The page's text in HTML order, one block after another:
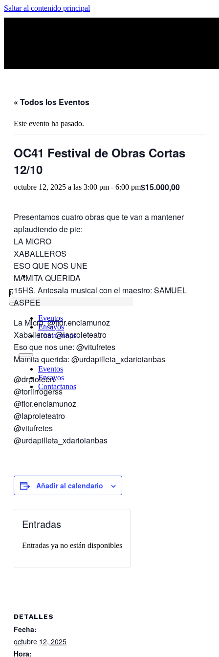
Saltar al contenido principal
0
Eventos
Ensayos
Contactanos
Eventos
Ensayos
Contactanos
« Todos los Eventos
Este evento ha pasado.
OC41 Festival de Obras Cortas
12/10
octubre 12, 2025 a las 3:00 pm - 6:00 pm$15.000,00
Presentamos cuatro obras que te van a mantener
aplaudiendo de pie:
LA MICRO
XABALLEROS
ESO QUE NOS UNE
MAMITA QUERIDA
15HS. Antesala musical con el maestro: SAMUEL
ASPEE
La Micro: @flor.enciamunoz
Xaballeros: @laproleteatro
Eso que nos une: @vitufretes
Mamita querida: @urdapilleta_xdarioianbas
@drpioleen
@toriirrogerss
@flor.enciamunoz
@laproleteatro
@vitufretes
@urdapilleta_xdarioianbas
Añadir al calendario
DETALLES
Fecha:
octubre 12, 2025
Hora:
Entradas
Entradas ya no están disponibles